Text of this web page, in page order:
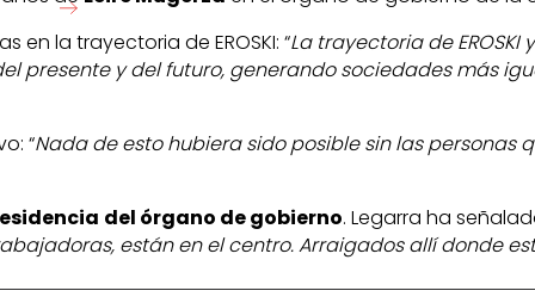
la trayectoria de EROSKI: “La trayectoria de
presente y del futuro, generando sociedades más
“Nada de esto hubiera sido posible sin las personas
del órgano de gobierno. Legarra ha
están en el centro. Arraigados allí donde